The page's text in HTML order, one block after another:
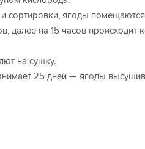
сортировки, ягоды
далее на 15 часов
на сушку.
25 дней — ягоды